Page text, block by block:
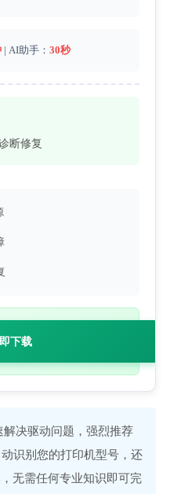
| AI助手： 30秒
断修复
下载
解决驱动问题，强烈推荐
识别您的打印机型号，还
无需任何专业知识即可完